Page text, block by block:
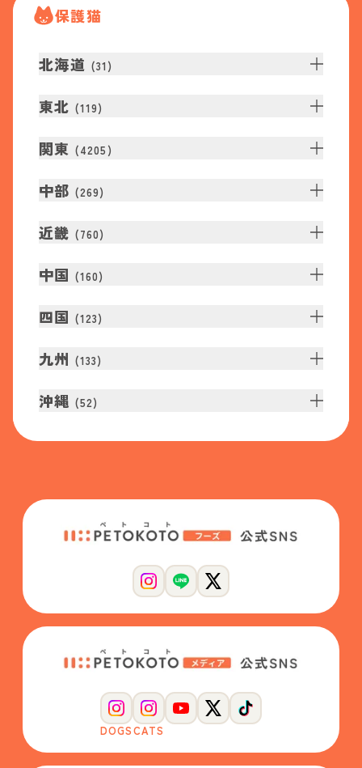
保護猫
北海道 (31 )
東北 (119)
関東 (4205 )
中部 (269)
近畿 (760)
中国 (160)
四国 (123)
九州 (133)
沖縄 (52)
DOGSCATS